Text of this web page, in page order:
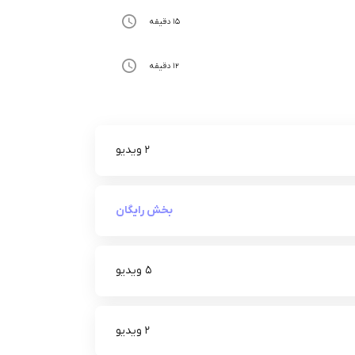
15 دقیقه
12 دقیقه
2 ویدیو
بخش رایگان
5 ویدیو
2 ویدیو